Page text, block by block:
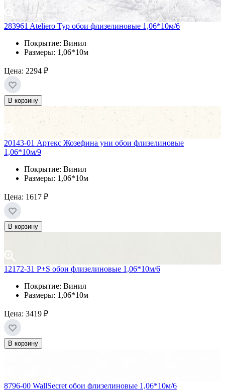
283961 Ateliero Тур обои флизелиновые 1,06*10м/6
Покрытие: Винил
Размеры: 1,06*10м
Цена: 2294 ₽
В корзину
20143-01 Артекс Жозефина уни обои флизелиновые
1,06*10м/9
Покрытие: Винил
Размеры: 1,06*10м
Цена: 1617 ₽
В корзину
12172-31 P+S обои флизелиновые 1,06*10м/6
Покрытие: Винил
Размеры: 1,06*10м
Цена: 3419 ₽
В корзину
8796-00 WallSecret обои флизелиновые 1,06*10м/6